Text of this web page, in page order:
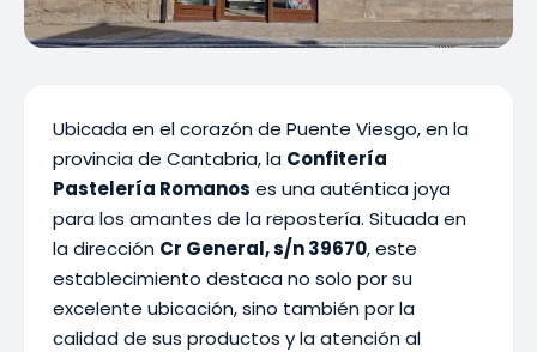
Ubicada en el corazón de Puente Viesgo, en la
provincia de Cantabria, la Confitería
Pastelería Romanos es una auténtica joya
para los amantes de la repostería. Situada en
la dirección Cr General, s/n 39670, este
establecimiento destaca no solo por su
excelente ubicación, sino también por la
calidad de sus productos y la atención al